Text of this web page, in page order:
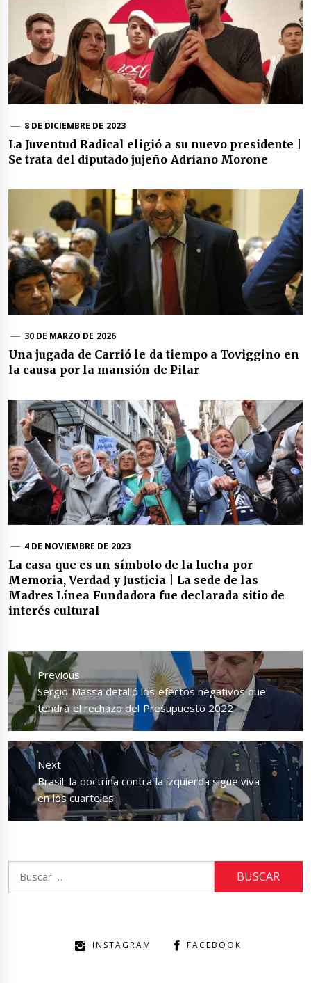
8 DE DICIEMBRE DE 2023
La Juventud Radical eligió a su nuevo presidente |
Se trata del diputado jujeño Adriano Morone
30 DE MARZO DE 2026
Una jugada de Carrió le da tiempo a Toviggino en
la causa por la mansión de Pilar
4 DE NOVIEMBRE DE 2023
La casa que es un símbolo de la lucha por
Memoria, Verdad y Justicia | La sede de las
Madres Línea Fundadora fue declarada sitio de
interés cultural
Navegación
de
entradas
Previous
Previous
post:
Sergio Massa detalló los efectos negativos que
tendrá el rechazo del Presupuesto 2022
Next
Next
post:
Brasil: la doctrina contra la izquierda sigue viva
en los cuarteles
INSTAGRAM FACEBOOK